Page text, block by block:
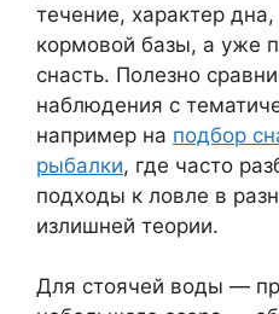
течение, характер
кормовой базы, а уже
снасть. Полезно
наблюдения с
например на подбор
рыбалки, где часто
подходы к ловле в
излишней теории.
Для стоячей воды —